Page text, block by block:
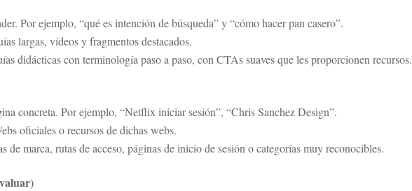
Por ejemplo, “qué es intención de búsqueda” y “cómo hacer pan casero”.
largas, vídeos y fragmentos destacados.
didácticas con terminología paso a paso, con CTAs suaves que les proporcionen recursos.
concreta. Por ejemplo, “Netflix iniciar sesión”, “Chris Sanchez Design”.
oficiales o recursos de dichas webs.
de marca, rutas de acceso, páginas de inicio de sesión o categorías muy reconocibles.